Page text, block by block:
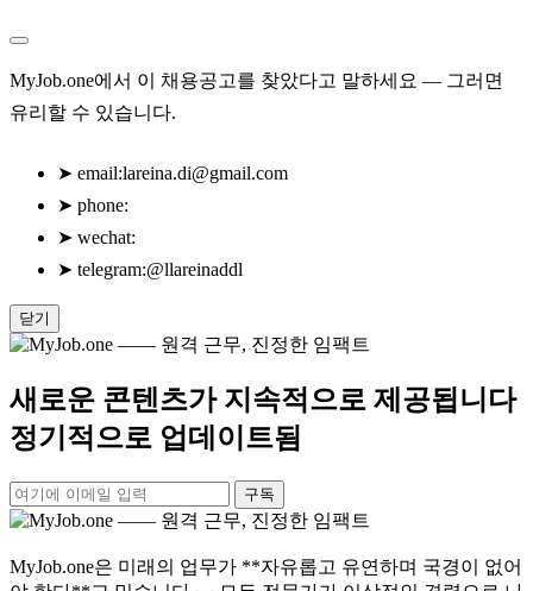
MyJob.one에서 이 채용공고를 찾았다고 말하세요 — 그러면
유리할 수 있습니다.
➤ email:lareina.di@gmail.com
➤ phone:
➤ wechat:
➤ telegram:@llareinaddl
닫기
새로운 콘텐츠가 지속적으로 제공됩니다
정기적으로 업데이트됨
구독
MyJob.one은 미래의 업무가 **자유롭고 유연하며 국경이 없어